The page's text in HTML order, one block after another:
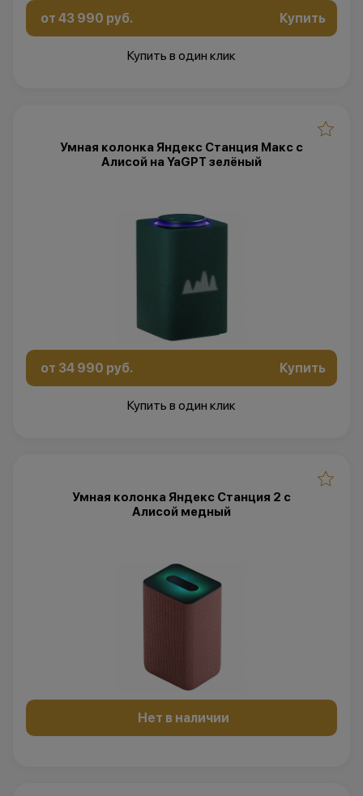
от 43 990 руб. Купить
Купить в один клик
Умная колонка Яндекс Станция Макс с
Алисой на YaGPT зелёный
от 34 990 руб. Купить
Купить в один клик
Умная колонка Яндекс Станция 2 с
Алисой медный
Нет в наличии